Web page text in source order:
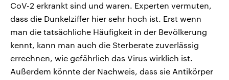
CoV-2 erkrankt sind und waren. Experten vermuten,
dass die Dunkelziffer hier sehr hoch ist. Erst wenn
man die tatsächliche Häufigkeit in der Bevölkerung
kennt, kann man auch die Sterberate zuverlässig
errechnen, wie gefährlich das Virus wirklich ist.
Außerdem könnte der Nachweis, dass sie Antikörper